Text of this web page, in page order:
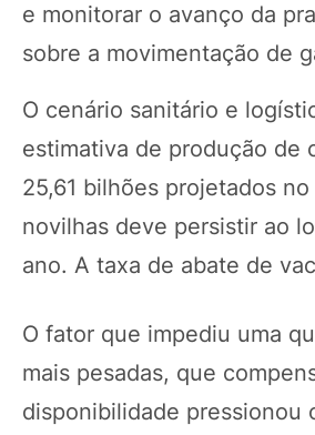
e monitorar o avanço da
sobre a movimentação de
O cenário sanitário e
estimativa de produção de
25,61 bilhões projetados
novilhas deve persistir ao
ano. A taxa de abate de
O fator que impediu uma
mais pesadas, que
disponibilidade pressionou